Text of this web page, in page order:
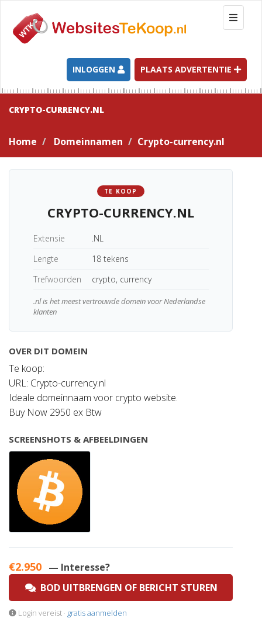
T
o
g
l
e
n
a
t
INLOGGEN PLAATS ADVERTENTIE
CRYPTO-CURRENCY.NL
Home Domeinnamen Crypto-currency.nl
TE KOOP
CRYPTO-CURRENCY.NL
Extensie
.NL
Lengte
18 tekens
Trefwoorden
crypto, currency
.nl is het meest vertrouwde domein voor Nederlandse
klanten
OVER DIT DOMEIN
Te koop:
URL: Crypto-currency.nl
Ideale domeinnaam voor crypto website.
Buy Now 2950 ex Btw
SCREENSHOTS & AFBEELDINGEN
€2.950 — Interesse?
BOD UITBRENGEN OF BERICHT STUREN
Login vereist · gratis aanmelden